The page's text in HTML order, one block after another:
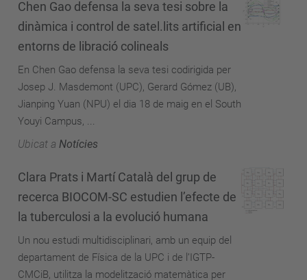
Chen Gao defensa la seva tesi sobre la
dinàmica i control de satel.lits artificial en
entorns de libració colineals
En Chen Gao defensa la seva tesi codirigida per
Josep J. Masdemont (UPC), Gerard Gómez (UB),
Jianping Yuan (NPU) el dia 18 de maig en el South
Youyi Campus, ...
Ubicat a Notícies
Clara Prats i Martí Català del grup de
recerca BIOCOM-SC estudien l’efecte de
la tuberculosi a la evolució humana
Un nou estudi multidisciplinari, amb un equip del
departament de Física de la UPC i de l’IGTP-
CMCiB, utilitza la modelització matemàtica per